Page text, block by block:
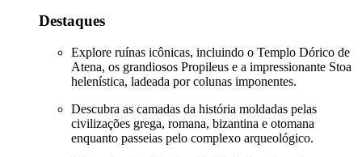
Destaques
Explore ruínas icônicas, incluindo o Templo Dórico de
Atena, os grandiosos Propileus e a impressionante Stoa
helenística, ladeada por colunas imponentes.
Descubra as camadas da história moldadas pelas
civilizações grega, romana, bizantina e otomana
enquanto passeias pelo complexo arqueológico.